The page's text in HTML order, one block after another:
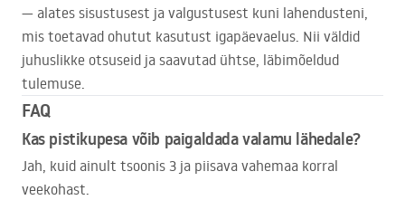
— alates sisustusest ja valgustusest kuni lahendusteni,
mis toetavad ohutut kasutust igapäevaelus. Nii väldid
juhuslikke otsuseid ja saavutad ühtse, läbimõeldud
tulemuse.
FAQ
Kas pistikupesa võib paigaldada valamu lähedale?
Jah, kuid ainult tsoonis 3 ja piisava vahemaa korral
veekohast.